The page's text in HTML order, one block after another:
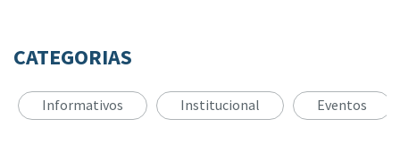
CATEGORIAS
Informativos Institucional Eventos